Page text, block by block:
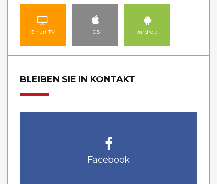
Smart TV IOS Android
BLEIBEN SIE IN KONTAKT
Facebook